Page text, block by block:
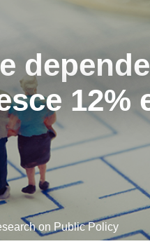
12%
on Public Policy